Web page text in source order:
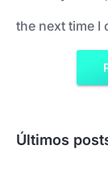
the next time I
Últimos